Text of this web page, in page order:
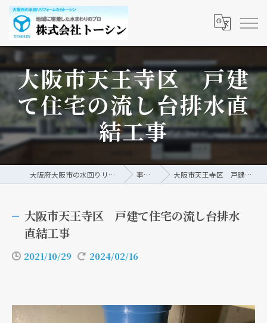
大阪市天王寺区 戸建
て住宅の流し台排水直
結工事
大阪府大阪市の水回りリフォームなら株式会社トーシン 事例/ブログ 大阪市天王寺区 戸建て住宅の流し台排水直結工事
大阪市天王寺区 戸建て住宅の流し台排水
直結工事
2021/10/29 2024/02/16